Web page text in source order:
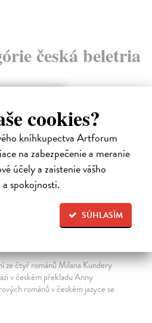
cookies?
kníhkupectva Artforum
na zabezpečenie a meranie
účely a zaistenie vášho
spokojnosti.
SÚHLASÍM
česká beletria
ze čtyř románů Milana Kundery
v českém překladu Anny
románů v českém jazyce se